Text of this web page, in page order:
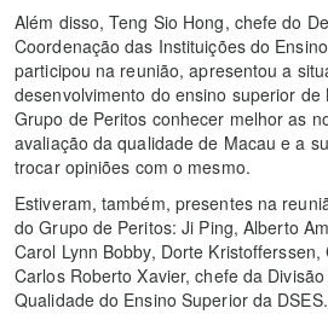
Além disso, Teng Sio Hong, chefe do
Coordenação das Instituições do
participou na reunião, apresentou a
desenvolvimento do ensino superior
Grupo de Peritos conhecer melhor as
avaliação da qualidade de Macau e a
trocar opiniões com o mesmo.
Estiveram, também, presentes na
do Grupo de Peritos: Ji Ping, Alberto
Carol Lynn Bobby, Dorte
Carlos Roberto Xavier, chefe da
Qualidade do Ensino Superior da DSES.